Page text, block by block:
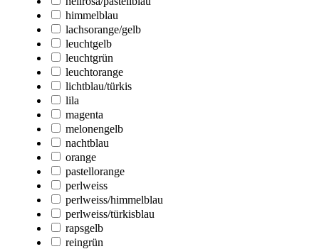
himmelblau
lachsorange/gelb
leuchtgelb
leuchtgrün
leuchtorange
lichtblau/türkis
lila
magenta
melonengelb
nachtblau
orange
pastellorange
perlweiss
perlweiss/himmelblau
perlweiss/türkisblau
rapsgelb
reingrün